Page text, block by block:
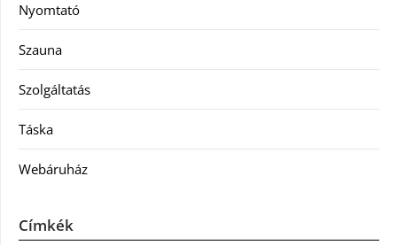
Nyomtató
Szauna
Szolgáltatás
Táska
Webáruház
Címkék